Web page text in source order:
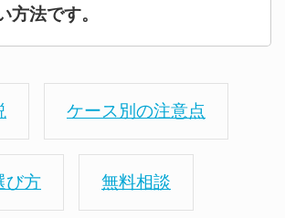
方法です。
ケース別の注意点
び方 無料相談